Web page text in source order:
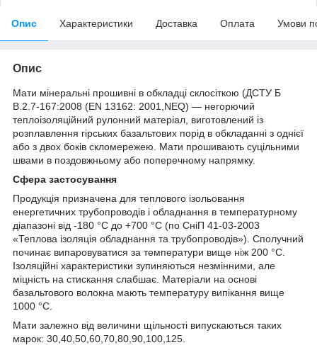
Опис Характеристики Доставка Оплата Умови
Опис
Мати мінеральні прошивні в обкладці склосіткою (ДСТУ Б
В.2.7-167:2008 (EN 13162: 2001,NEQ) — негорючий
теплоізоляційний рулонний матеріал, виготовлений із
розплавлення гірських базальтових порід в обкладанні з однієї
або з двох боків скломережею. Мати прошивають суцільними
швами в поздовжньому або поперечному напрямку.
Сфера застосування
Продукція призначена для теплового ізольовання
енергетичних трубопроводів і обладнання в температурному
діапазоні від -180 °C до +700 °C (по СніП 41-03-2003
«Теплова ізоляція обладнання та трубопроводів»). Сполучний
починає випаровуватися за температури вище ніж 200 °C.
Ізоляційні характеристики зупиняються незмінними, але
міцність на стискання слабшає. Матеріали на основі
базальтового волокна мають температуру випікання вище
1000 °C.
Мати залежно від величини щільності випускаються таких
марок: 30,40,50,60,70,80,90,100,125.